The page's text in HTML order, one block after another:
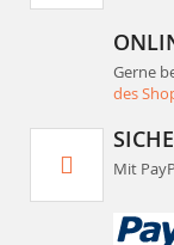
Gerne
des
Mit